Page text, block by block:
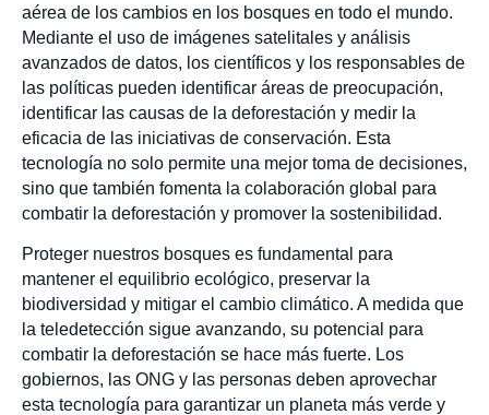
aérea de los cambios en los bosques en todo el mundo.
Mediante el uso de imágenes satelitales y análisis
avanzados de datos, los científicos y los responsables de
las políticas pueden identificar áreas de preocupación,
identificar las causas de la deforestación y medir la
eficacia de las iniciativas de conservación. Esta
tecnología no solo permite una mejor toma de decisiones,
sino que también fomenta la colaboración global para
combatir la deforestación y promover la sostenibilidad.
Proteger nuestros bosques es fundamental para
mantener el equilibrio ecológico, preservar la
biodiversidad y mitigar el cambio climático. A medida que
la teledetección sigue avanzando, su potencial para
combatir la deforestación se hace más fuerte. Los
gobiernos, las ONG y las personas deben aprovechar
esta tecnología para garantizar un planeta más verde y